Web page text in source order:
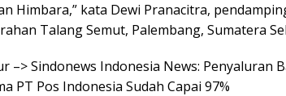
Himbara,” kata Dewi Pranacitra,
Talang Semut, Palembang, Sumatera
–> Sindonews Indonesia News: Penyaluran
PT Pos Indonesia Sudah Capai 97%